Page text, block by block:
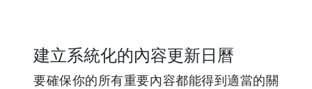
建立系統化的內容更新日曆
要確保你的所有重要內容都能得到適當的關